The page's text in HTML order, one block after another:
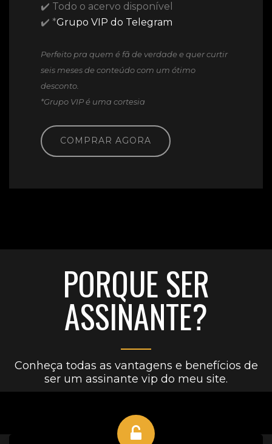
✔️ Todo o acervo disponível
✔️ *Grupo VIP do Telegram
Perfeito pra quem é fã de verdade e quer curtir
seis meses de conteúdo com um ótimo
desconto.
*Grupo VIP é uma cortesia
COMPRAR AGORA
PORQUE SER
ASSINANTE?
Conheça todas as vantagens e benefícios de
ser um assinante vip do meu site.